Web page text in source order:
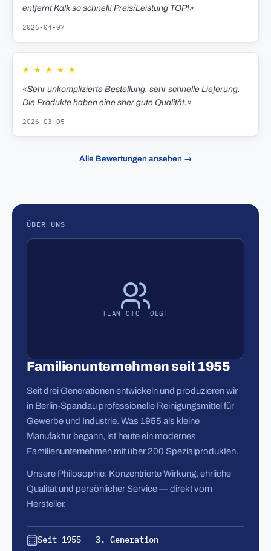
entfernt Kalk so schnell! Preis/Leistung TOP!»
2026-04-07
★ ★ ★ ★ ★
«Sehr unkomplizierte Bestellung, sehr schnelle Lieferung.
Die Produkte haben eine sher gute Qualität.»
2026-03-05
Alle Bewertungen ansehen →
ÜBER UNS
TEAMFOTO FOLGT
Familienunternehmen seit 1955
Seit drei Generationen entwickeln und produzieren wir
in Berlin-Spandau professionelle Reinigungsmittel für
Gewerbe und Industrie. Was 1955 als kleine
Manufaktur begann, ist heute ein modernes
Familienunternehmen mit über 200 Spezialprodukten.
Unsere Philosophie: Konzentrierte Wirkung, ehrliche
Qualität und persönlicher Service — direkt vom
Hersteller.
Seit 1955 — 3. Generation